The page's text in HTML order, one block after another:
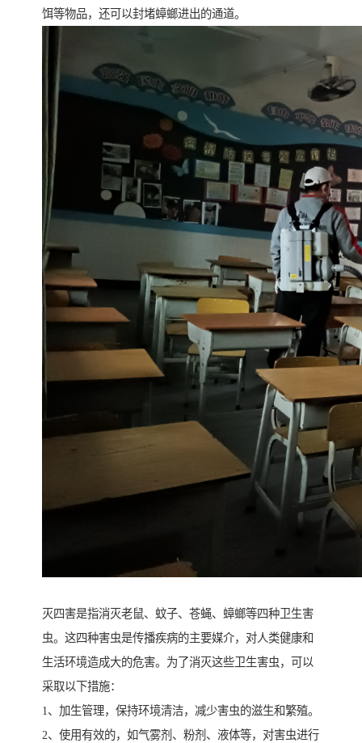
饵等物品，还可以封堵蟑螂进出的通道。
灭四害是指消灭老鼠、蚊子、苍蝇、蟑螂等四种卫生害
虫。这四种害虫是传播疾病的主要媒介，对人类健康和
生活环境造成大的危害。为了消灭这些卫生害虫，可以
采取以下措施：
1、加生管理，保持环境清洁，减少害虫的滋生和繁殖。
2、使用有效的，如气雾剂、粉剂、液体等，对害虫进行